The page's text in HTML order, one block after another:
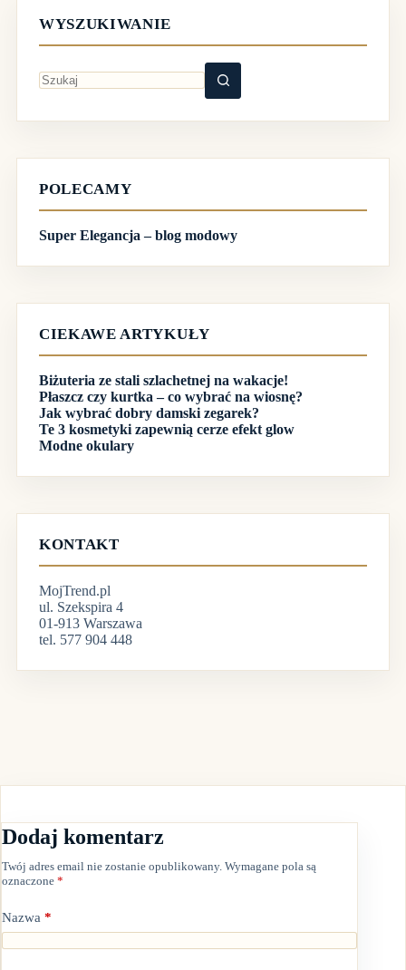
WYSZUKIWANIE
wyników
POLECAMY
Super Elegancja – blog modowy
CIEKAWE ARTYKUŁY
Biżuteria ze stali szlachetnej na wakacje!
Płaszcz czy kurtka – co wybrać na wiosnę?
Jak wybrać dobry damski zegarek?
Te 3 kosmetyki zapewnią cerze efekt glow
Modne okulary
KONTAKT
MojTrend.pl
ul. Szekspira 4
01-913 Warszawa
tel. 577 904 448
Dodaj komentarz
Twój adres email nie zostanie opublikowany. Wymagane pola są
oznaczone *
Nazwa *